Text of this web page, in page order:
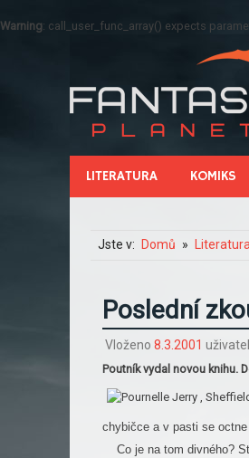
Warning: call_user_func_array() expects
LITERATURA KOMIKS
Jste v: Domů
Poslední
Vloženo 8.3.2001
Poutník vydal novou knihu.
chybičce a v pasti se
Co je na tom divného?